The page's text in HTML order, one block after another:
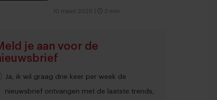
10 maart 2026 3 min
je aan voor de
Ja, ik wil graag drie keer per week de
nieuwsbrief ontvangen met de laatste trends,